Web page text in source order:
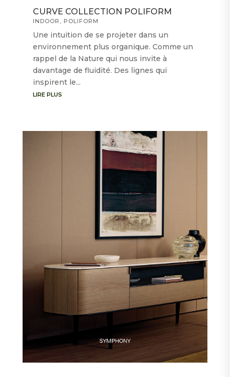
CURVE COLLECTION POLIFORM
INDOOR , POLIFORM
Une intuition de se projeter dans un
environnement plus organique. Comme un
rappel de la Nature qui nous invite à
davantage de fluidité. Des lignes qui
inspirent le...
LIRE PLUS